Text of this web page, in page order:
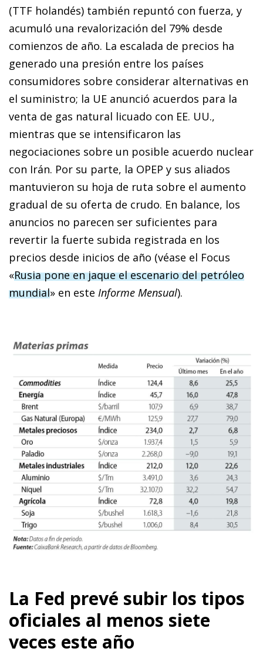
(TTF holandés) también repuntó con fuerza, y
acumuló una revalorización del 79% desde
comienzos de año. La escalada de precios ha
generado una presión entre los países
consumidores sobre considerar alternativas en
el suministro; la UE anunció acuerdos para la
venta de gas natural licuado con EE. UU.,
mientras que se intensificaron las
negociaciones sobre un posible acuerdo nuclear
con Irán. Por su parte, la OPEP y sus aliados
mantuvieron su hoja de ruta sobre el aumento
gradual de su oferta de crudo. En balance, los
anuncios no parecen ser suficientes para
revertir la fuerte subida registrada en los
precios desde inicios de año (véase el Focus
«Rusia pone en jaque el escenario del petróleo
mundial» en este Informe Mensual).
La Fed prevé subir los tipos
oficiales al menos siete
veces este año